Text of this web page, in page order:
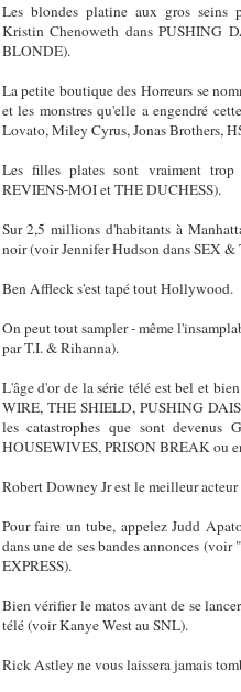
Les blondes platine aux gros seins
Kristin Chenoweth dans PUSHING
BLONDE).
La petite boutique des Horreurs se
et les monstres qu'elle a engendré
Lovato, Miley Cyrus, Jonas Brothers,
Les filles plates sont vraiment
REVIENS-MOI et THE DUCHESS).
Sur 2,5 millions d'habitants à
noir (voir Jennifer Hudson dans SEX
Ben Affleck s'est tapé tout Hollywood.
On peut tout sampler - même
par T.I. & Rihanna).
L'âge d'or de la série télé est bel et
WIRE, THE SHIELD, PUSHING
les catastrophes que sont devenus
HOUSEWIVES, PRISON BREAK ou
Robert Downey Jr est le meilleur acteur
Pour faire un tube, appelez Judd
dans une de ses bandes annonces
EXPRESS).
Bien vérifier le matos avant de se
télé (voir Kanye West au SNL).
Rick Astley ne vous laissera jamais